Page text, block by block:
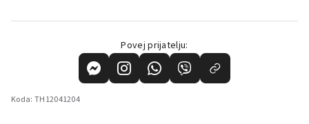
Povej prijatelju:
Koda: TH12041204